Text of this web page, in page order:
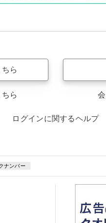
ら
ら
ログインに関するヘルプ
ナンバー